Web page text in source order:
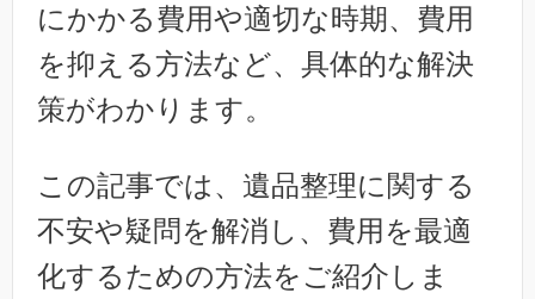
にかかる費用や適切な時期、費用
を抑える方法など、具体的な解決
策がわかります。
この記事では、遺品整理に関する
不安や疑問を解消し、費用を最適
化するための方法をご紹介しま